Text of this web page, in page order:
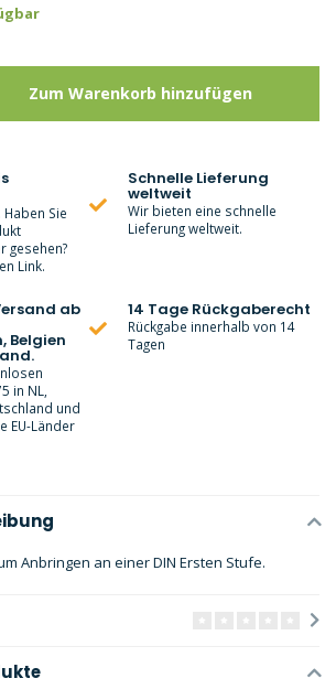
Zum Warenkorb hinzufügen
Sie
gesehen?
Link.
Schnelle Lieferung
weltweit
Wir bieten eine schnelle
Lieferung weltweit.
ab
Belgien
in NL,
und
EU-Länder
14 Tage Rückgaberecht
Rückgabe innerhalb von 14
Tagen
Anbringen an einer DIN Ersten Stufe.